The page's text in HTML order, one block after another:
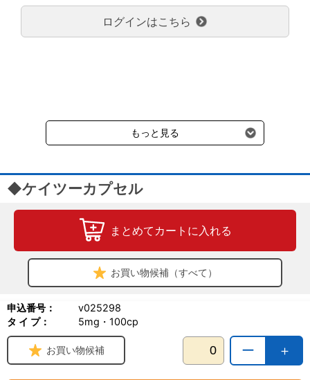
のみで新たな送料は発生しません。
大型商品送料が必要な商品をご注文の場合は、大型商品送料のみご
負担頂きます。
受けます。
ログインはこちら
もっと見る
◆ケイツーカプセル
まとめてカートに入れる
お買い物候補（すべて）
申込番号：
v025298
タ イ プ：
5mg・100cp
＋
ー
お買い物候補